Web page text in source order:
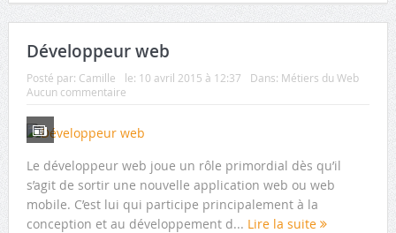
Développeur web
Posté par: Camille le: 10 avril 2015 à 12:37 Dans: Métiers du Web
Aucun commentaire
Le développeur web joue un rôle primordial dès qu’il
s’agit de sortir une nouvelle application web ou web
mobile. C’est lui qui participe principalement à la
conception et au développement d... Lire la suite